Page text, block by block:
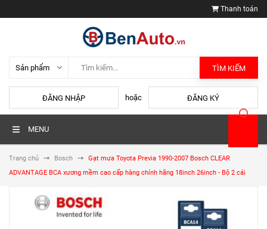
Thanh toán
TÌM KIẾM
ĐĂNG NHẬP hoặc ĐĂNG KÝ
MENU
Trang chủ Bosch
Gạt mưa Toyota Previa 1990-2007 Bosch CLEAR
ADVANTAGE BCA xương mềm cao cấp hàng chính hãng 18inch 26inch - Bộ 2 cái